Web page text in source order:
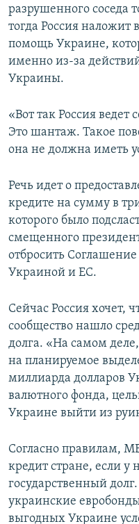
разрушенного соседа
тогда Россия
помощь Украине,
именно из-за
Украины.
«Вот так Россия
Это шантаж. Такое
она не должна иметь
Речь идет о
кредите на сумму в
которого было
смещенного
отбросить
Украиной и ЕС.
Сейчас Россия хочет,
сообщество нашло
долга. «На самом
на планируемое
миллиарда долларов
валютного фонда,
Украине выйти из
Согласно правилам,
кредит стране, если у
государственный
украинские
выгодных Украине